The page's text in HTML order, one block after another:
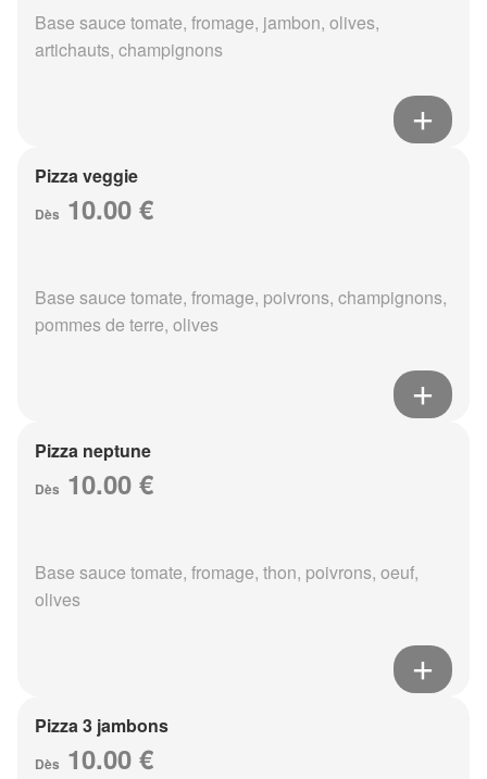
Base sauce tomate, fromage, jambon, olives,
artichauts, champignons
Pizza veggie
Dès 10.00 €
Base sauce tomate, fromage, poivrons, champignons,
pommes de terre, olives
Pizza neptune
Dès 10.00 €
Base sauce tomate, fromage, thon, poivrons, oeuf,
olives
Pizza 3 jambons
Dès 10.00 €